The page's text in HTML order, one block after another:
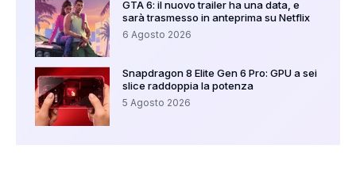
GTA 6: il nuovo trailer ha una data, e
sarà trasmesso in anteprima su Netflix
6 Agosto 2026
Snapdragon 8 Elite Gen 6 Pro: GPU a sei
slice raddoppia la potenza
5 Agosto 2026